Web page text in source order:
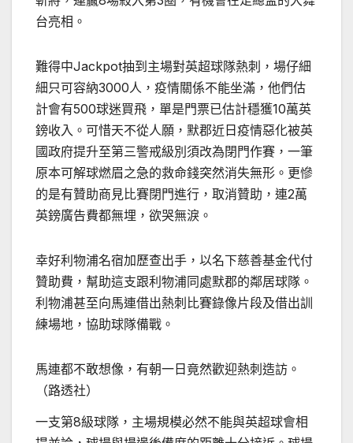
台亮相。
難得中Jackpot抽到主場對英超球隊熱刺，場仔細
細只可容納3000人，疫情關係不能坐滿，他們估
計會有500球迷買飛，單是門票已估計穩獲10萬英
鎊收入。可惜天不從人願，默郡近日疫情惡化被英
國政府提升至第三警戒級別須改為閉門作賽，一筆
原本可解球燃眉之急的救命錢突然消失無形。更慘
的是有贊助商見比賽閉門進行，取消贊助，連2萬
英鎊廣告費都無埋，欲哭無淚。
幸好利物浦名宿加歷查出手，以名下慈善基金代付
贊助費，幫助這支跟利物浦同處默郡的鄰居球隊。
利物浦甚至向馬連借出熱刺比賽錄像片段及借出訓
練場地，協助球隊備戰。
馬連都不敢想像，有朝一日竟然歡迎熱刺造訪。
（路透社）
一支第8級球隊，主場規模必然不能與英超球會相